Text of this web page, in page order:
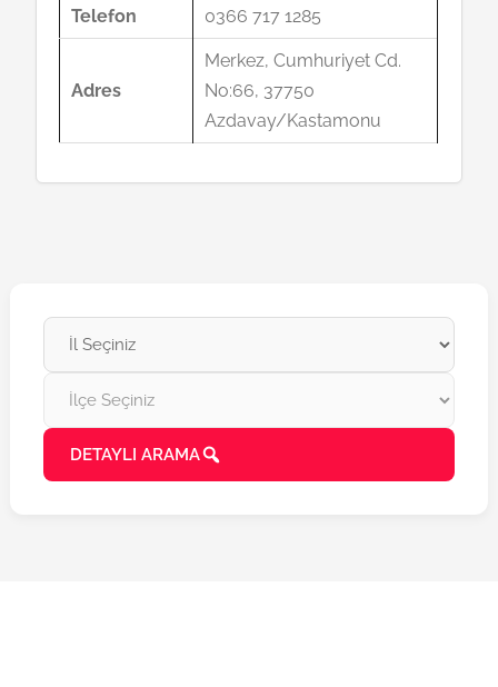
Telefon 0366 717 1285
Adres
Merkez, Cumhuriyet Cd.
No:66, 37750
Azdavay/Kastamonu
DETAYLI ARAMA